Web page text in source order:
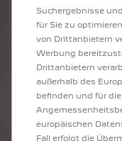
PEUGEOT E-408
Der PEUGEOT E-408
nutzbaren Kofferraum aus.
die Heckklappe dank
Suchergebnisse
für Sie zu
von Drittanbietern
Werbung
Drittanbietern
außerhalb des
befinden und für
europäischen
Fall erfolgt die